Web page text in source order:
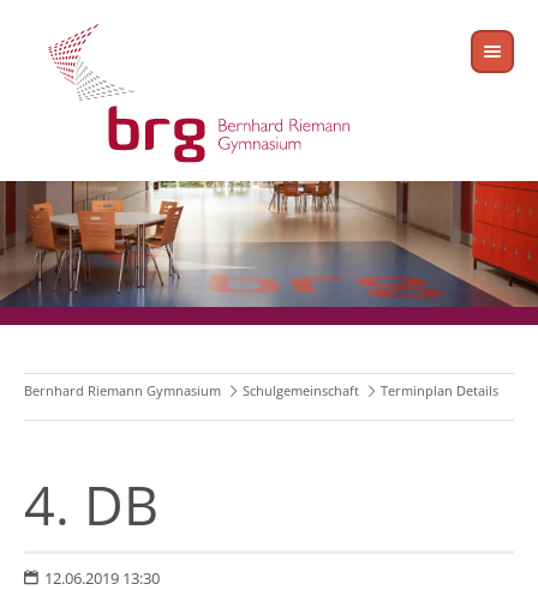
Bernhard Riemann Gymnasium Schulgemeinschaft Terminplan Details
4. DB
12.06.2019 13:30